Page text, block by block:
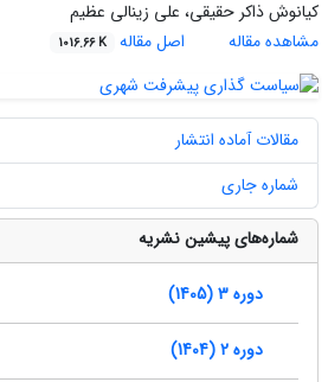
کیانوش ذاکر حقیقی، علی زینالی عظیم
مشاهده مقاله
اصل مقاله 1016.66 K
مقالات آماده انتشار
شماره جاری
شماره‌های پیشین نشریه
دوره 3 (1405)
دوره 2 (1404)